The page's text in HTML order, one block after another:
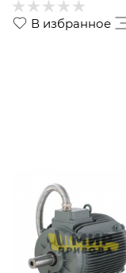
В избранное